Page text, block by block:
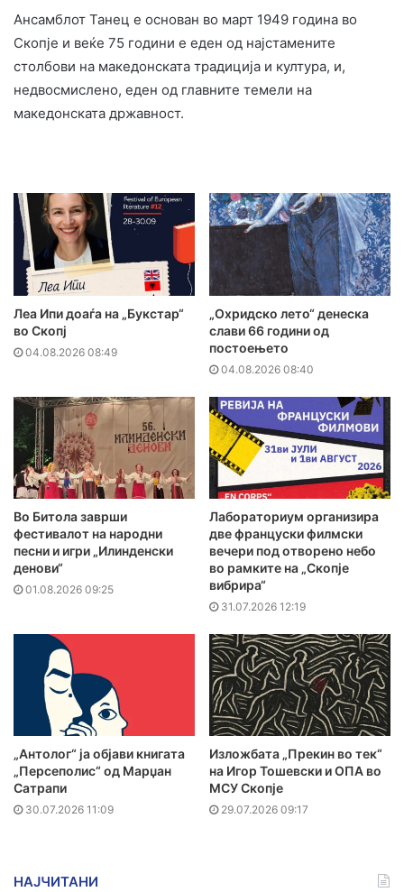
Ансамблот Танец е основан во март 1949 година во
Скопје и веќе 75 години е еден од најстамените
столбови на македонската традиција и култура, и,
недвосмислено, еден од главните темели на
македонската државност.
Леа Ипи доаѓа на „Букстар“
во Скопј
04.08.2026 08:49
„Охридско лето“ денеска
слави 66 години од
постоењето
04.08.2026 08:40
Во Битола заврши
фестивалот на народни
песни и игри „Илинденски
денови“
01.08.2026 09:25
Лабораториум организира
две француски филмски
вечери под отворено небо
во рамките на „Скопје
вибрира“
31.07.2026 12:19
„Антолог“ ја објави книгата
„Персеполис“ од Марџан
Сатрапи
30.07.2026 11:09
Изложбата „Прекин во тек“
на Игор Тошевски и ОПА во
МСУ Скопје
29.07.2026 09:17
НАЈЧИТАНИ